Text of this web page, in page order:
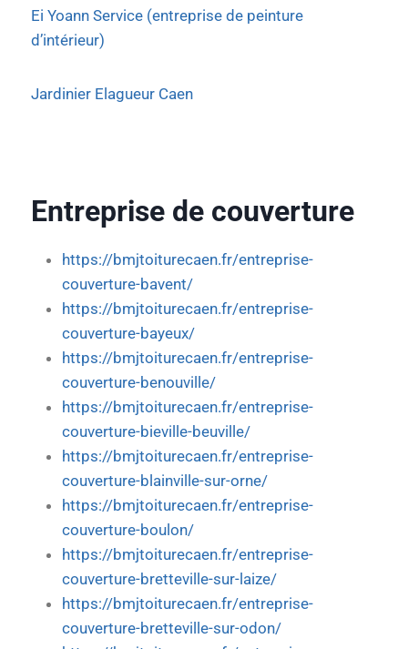
Ei Yoann Service (entreprise de peinture
d’intérieur)
Jardinier Elagueur Caen
Entreprise de couverture
https://bmjtoiturecaen.fr/entreprise-
couverture-bavent/
https://bmjtoiturecaen.fr/entreprise-
couverture-bayeux/
https://bmjtoiturecaen.fr/entreprise-
couverture-benouville/
https://bmjtoiturecaen.fr/entreprise-
couverture-bieville-beuville/
https://bmjtoiturecaen.fr/entreprise-
couverture-blainville-sur-orne/
https://bmjtoiturecaen.fr/entreprise-
couverture-boulon/
https://bmjtoiturecaen.fr/entreprise-
couverture-bretteville-sur-laize/
https://bmjtoiturecaen.fr/entreprise-
couverture-bretteville-sur-odon/